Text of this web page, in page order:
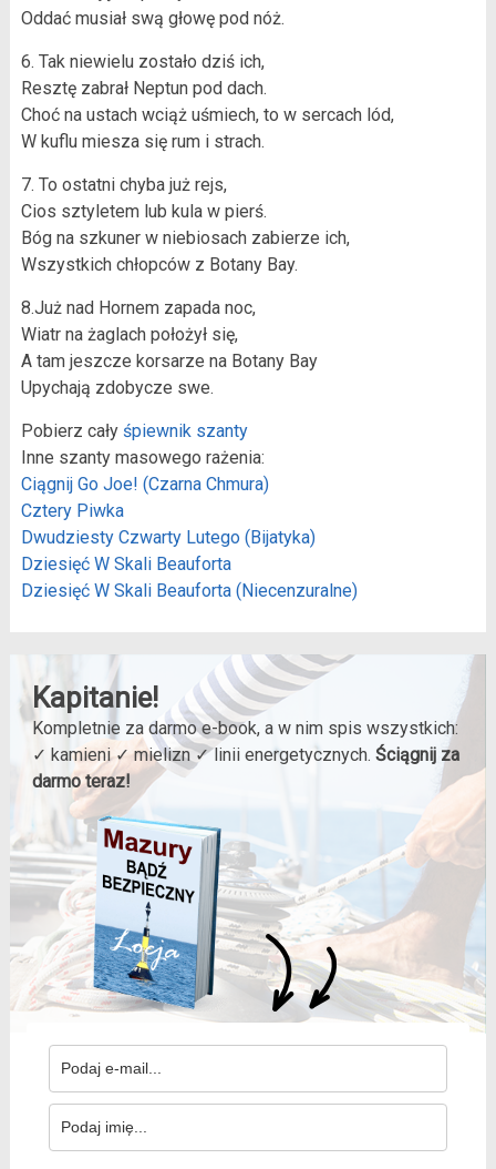
Oddać musiał swą głowę pod nóż.
6. Tak niewielu zostało dziś ich,
Resztę zabrał Neptun pod dach.
Choć na ustach wciąż uśmiech, to w sercach lód,
W kuflu miesza się rum i strach.
7. To ostatni chyba już rejs,
Cios sztyletem lub kula w pierś.
Bóg na szkuner w niebiosach zabierze ich,
Wszystkich chłopców z Botany Bay.
8.Już nad Hornem zapada noc,
Wiatr na żaglach położył się,
A tam jeszcze korsarze na Botany Bay
Upychają zdobycze swe.
Pobierz cały śpiewnik szanty
Inne szanty masowego rażenia:
Ciągnij Go Joe! (Czarna Chmura)
Cztery Piwka
Dwudziesty Czwarty Lutego (Bijatyka)
Dziesięć W Skali Beauforta
Dziesięć W Skali Beauforta (Niecenzuralne)
Kapitanie!
Kompletnie za darmo e-book, a w nim spis wszystkich:
✓ kamieni ✓ mielizn ✓ linii energetycznych.Ściągnij za
darmo teraz!